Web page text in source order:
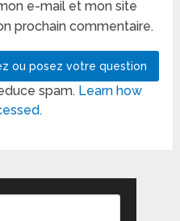
e-mail et mon site
prochain commentaire.
spam. Learn how